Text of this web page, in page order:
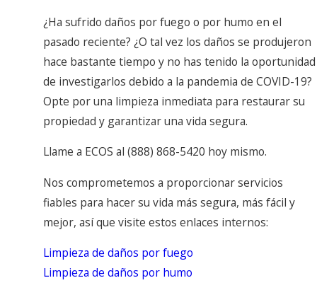
¿Ha sufrido daños por fuego o por humo en el
pasado reciente? ¿O tal vez los daños se produjeron
hace bastante tiempo y no has tenido la oportunidad
de investigarlos debido a la pandemia de COVID-19?
Opte por una limpieza inmediata para restaurar su
propiedad y garantizar una vida segura.
Llame a ECOS al(888) 868-5420 hoy mismo.
Nos comprometemos a proporcionar servicios
fiables para hacer su vida más segura, más fácil y
mejor, así que visite estos enlaces internos:
Limpieza de daños por fuego
Limpieza de daños por humo